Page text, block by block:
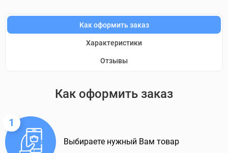
Как оформить заказ
Характеристики
Отзывы
Как оформить заказ
1
Выбираете нужный Вам товар